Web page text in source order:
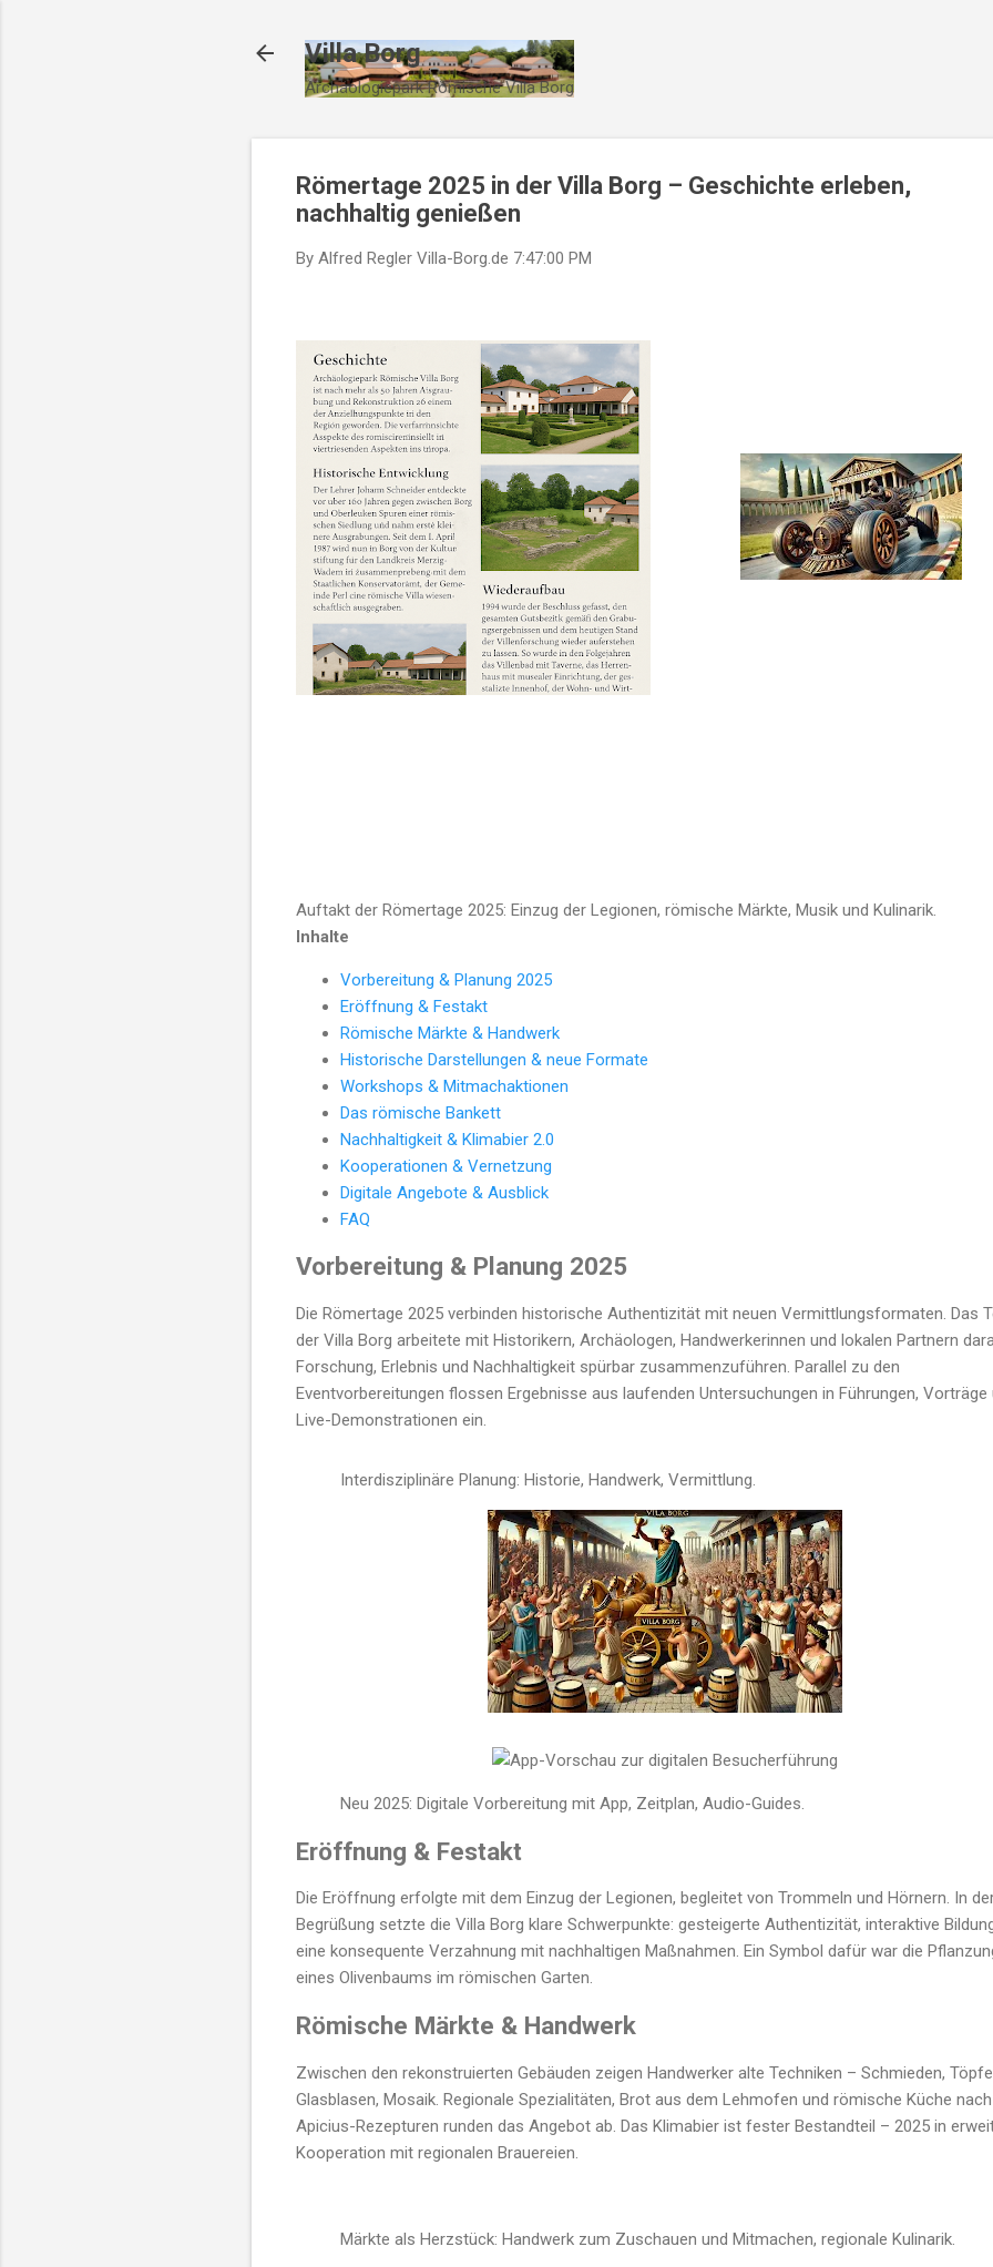
Villa Borg
Archäologiepark Römische Villa Borg
Römertage 2025 in der Villa Borg – Geschichte erleben,
nachhaltig genießen
By Alfred Regler Villa-Borg.de 7:47:00 PM
Auftakt der Römertage 2025: Einzug der Legionen, römische Märkte, Musik und Kulinarik.
Inhalte
Vorbereitung & Planung 2025
Eröffnung & Festakt
Römische Märkte & Handwerk
Historische Darstellungen & neue Formate
Workshops & Mitmachaktionen
Das römische Bankett
Nachhaltigkeit & Klimabier 2.0
Kooperationen & Vernetzung
Digitale Angebote & Ausblick
FAQ
Vorbereitung & Planung 2025
Die Römertage 2025 verbinden historische Authentizität mit neuen Vermittlungsformaten. Das
der Villa Borg arbeitete mit Historikern, Archäologen, Handwerkerinnen und lokalen Partnern
Forschung, Erlebnis und Nachhaltigkeit spürbar zusammenzuführen. Parallel zu den
Eventvorbereitungen flossen Ergebnisse aus laufenden Untersuchungen in Führungen, Vorträge
Live-Demonstrationen ein.
Interdisziplinäre Planung: Historie, Handwerk, Vermittlung.
Neu 2025: Digitale Vorbereitung mit App, Zeitplan, Audio-Guides.
Eröffnung & Festakt
Die Eröffnung erfolgte mit dem Einzug der Legionen, begleitet von Trommeln und Hörnern. In
Begrüßung setzte die Villa Borg klare Schwerpunkte: gesteigerte Authentizität, interaktive
eine konsequente Verzahnung mit nachhaltigen Maßnahmen. Ein Symbol dafür war die
eines Olivenbaums im römischen Garten.
Römische Märkte & Handwerk
Zwischen den rekonstruierten Gebäuden zeigen Handwerker alte Techniken – Schmieden,
Glasblasen, Mosaik. Regionale Spezialitäten, Brot aus dem Lehmofen und römische Küche nach
Apicius-Rezepturen runden das Angebot ab. Das Klimabier ist fester Bestandteil – 2025 in
Kooperation mit regionalen Brauereien.
Märkte als Herzstück: Handwerk zum Zuschauen und Mitmachen, regionale Kulinarik.